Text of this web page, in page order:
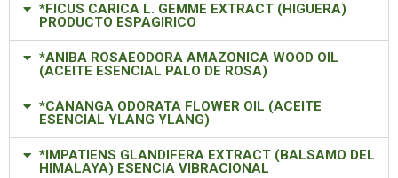
*FICUS CARICA L. GEMME EXTRACT (HIGUERA)
PRODUCTO ESPAGIRICO
*ANIBA ROSAEODORA AMAZONICA WOOD OIL
(ACEITE ESENCIAL PALO DE ROSA)
*CANANGA ODORATA FLOWER OIL (ACEITE
ESENCIAL YLANG YLANG)
*IMPATIENS GLANDIFERA EXTRACT (BALSAMO DEL
HIMALAYA) ESENCIA VIBRACIONAL